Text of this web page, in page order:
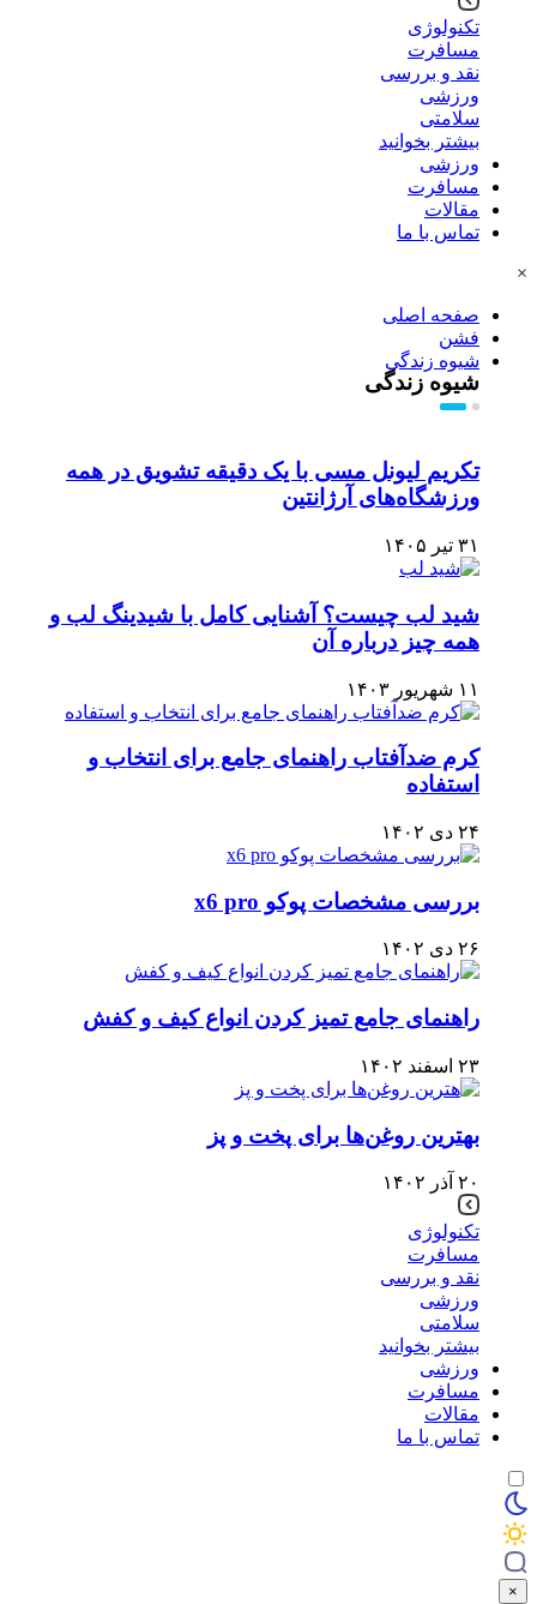
تکنولوژی
مسافرت
نقد و بررسی
ورزشی
سلامتی
بیشتر بخوانید
ورزشی
مسافرت
مقالات
تماس با ما
×
صفحه اصلی
فشن
شیوه زندگی
شیوه زندگی
تکریم لیونل مسی با یک دقیقه تشویق در همه
ورزشگاه‌های آرژانتین
۳۱ تیر ۱۴۰۵
شید لب چیست؟ آشنایی کامل با شیدینگ لب و
همه چیز درباره آن
۱۱ شهریور ۱۴۰۳
کرم ضدآفتاب راهنمای جامع برای انتخاب و
استفاده
۲۴ دی ۱۴۰۲
بررسی مشخصات پوکو x6 pro
۲۶ دی ۱۴۰۲
راهنمای جامع تمیز کردن انواع کیف و کفش
۲۳ اسفند ۱۴۰۲
بهترین روغن‌ها برای پخت و پز
۲۰ آذر ۱۴۰۲
تکنولوژی
مسافرت
نقد و بررسی
ورزشی
سلامتی
بیشتر بخوانید
ورزشی
مسافرت
مقالات
تماس با ما
×